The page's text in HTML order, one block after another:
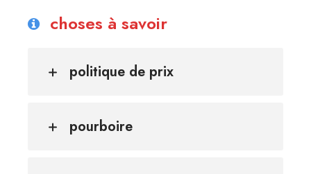
choses à savoir
politique de prix
pourboire